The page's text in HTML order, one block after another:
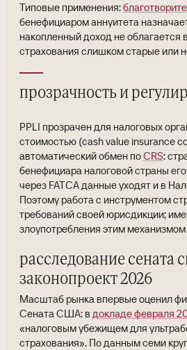
Типовые применения:
бенефициаром аннуитета
накопленный доход не облагается
страхования слишком старые или
прозрачность и
PPLI прозрачен для налоговых
стоимостью (cash value insurance
автоматический обмен поCRS:
бенефициара налоговой страны
через FATCA данные уходят и в
Поэтому работа с инструментом
требований своей юрисдикции;
злоупотребления этим
расследование сената
законопроект 2026
Масштаб рынка впервые оценил
Сената США: в докладе февраля
«налоговым убежищем для
страхования». По данным семи